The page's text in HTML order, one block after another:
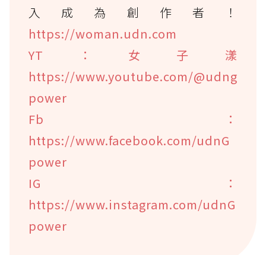
入成為創作者！
https://woman.udn.com
YT：女子漾
https://www.youtube.com/@udng
power
Fb：
https://www.facebook.com/udnG
power
IG：
https://www.instagram.com/udnG
power